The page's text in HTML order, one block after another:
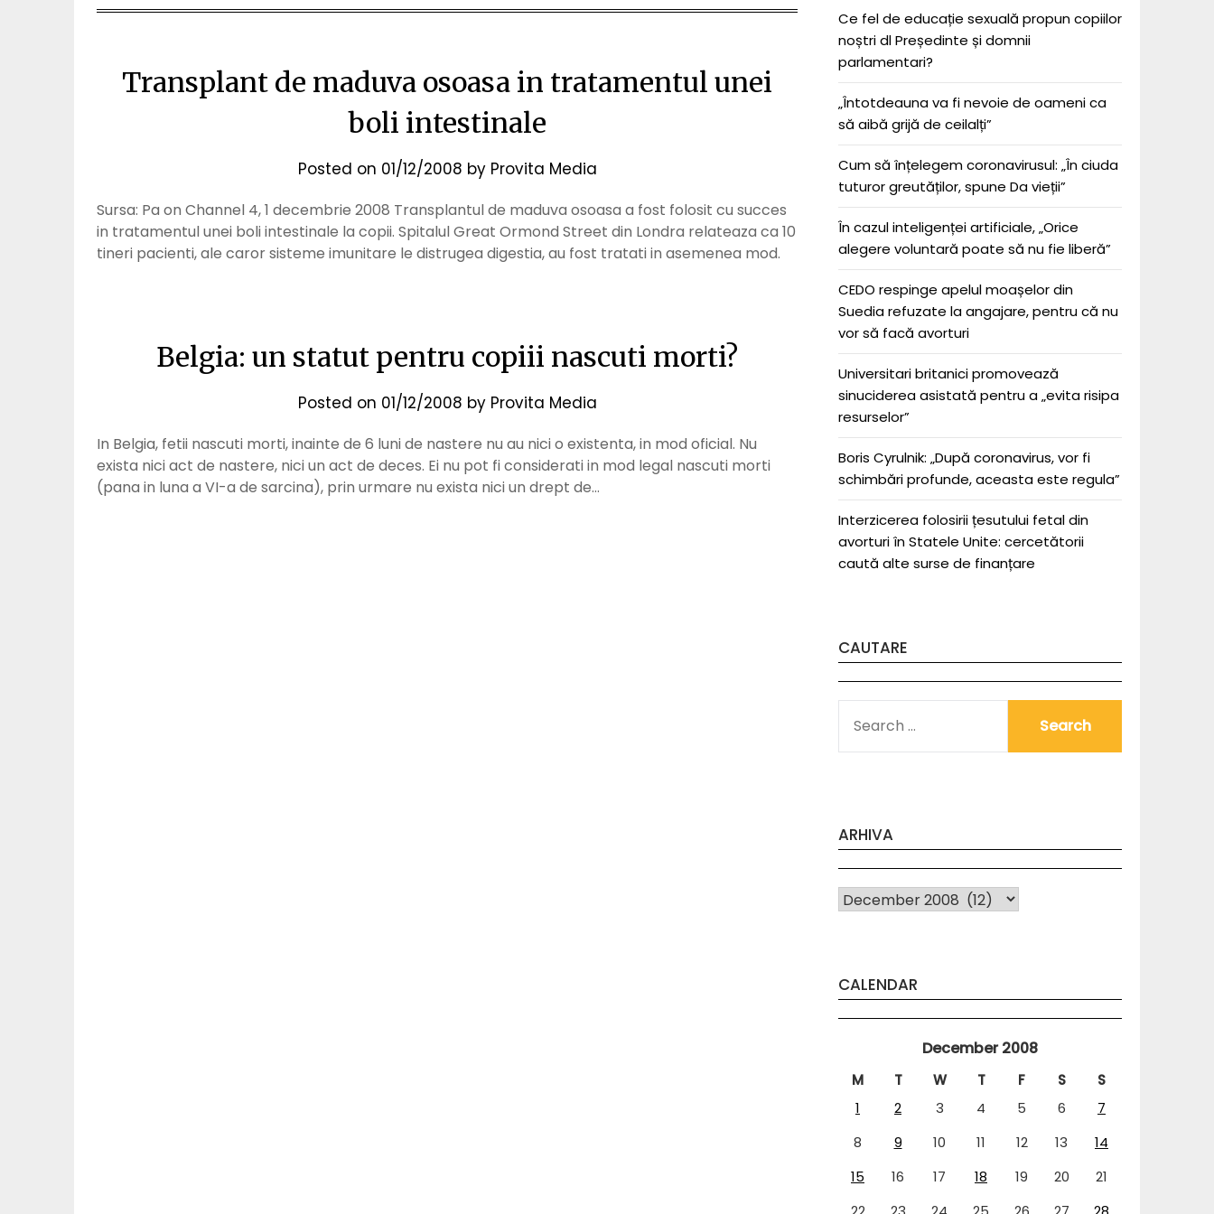
Transplant de maduva osoasa in tratamentul unei
boli intestinale
Posted on 01/12/2008 by Provita Media
Sursa: Pa on Channel 4, 1 decembrie 2008 Transplantul de maduva osoasa a fost folosit cu succes
in tratamentul unei boli intestinale la copii. Spitalul Great Ormond Street din Londra relateaza ca 10
tineri pacienti, ale caror sisteme imunitare le distrugea digestia, au fost tratati in asemenea mod.
Belgia: un statut pentru copiii nascuti morti?
Posted on 01/12/2008 by Provita Media
In Belgia, fetii nascuti morti, inainte de 6 luni de nastere nu au nici o existenta, in mod oficial. Nu
exista nici act de nastere, nici un act de deces. Ei nu pot fi considerati in mod legal nascuti morti
(pana in luna a VI-a de sarcina), prin urmare nu exista nici un drept de…
Ce fel de educație sexuală propun copiilor
noștri dl Președinte și domnii
parlamentari?
„Întotdeauna va fi nevoie de oameni ca
să aibă grijă de ceilalți”
Cum să înțelegem coronavirusul: „În ciuda
tuturor greutăților, spune Da vieții”
În cazul inteligenței artificiale, „Orice
alegere voluntară poate să nu fie liberă”
CEDO respinge apelul moașelor din
Suedia refuzate la angajare, pentru că nu
vor să facă avorturi
Universitari britanici promovează
sinuciderea asistată pentru a „evita risipa
resurselor”
Boris Cyrulnik: „După coronavirus, vor fi
schimbări profunde, aceasta este regula”
Interzicerea folosirii țesutului fetal din
avorturi în Statele Unite: cercetătorii
caută alte surse de finanțare
CAUTARE
FOR:
ARHIVA
Arhiva
CALENDAR
December 2008
M T W T F S
S
1
2 3 4 5 6
7
8
9 10 11 12 13
14
15
16 17 18 19 20
21